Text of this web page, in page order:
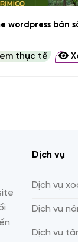
wordpress bán
thực tế
Dịch vụ
Dịch vụ
Dịch vụ
Dịch vụ